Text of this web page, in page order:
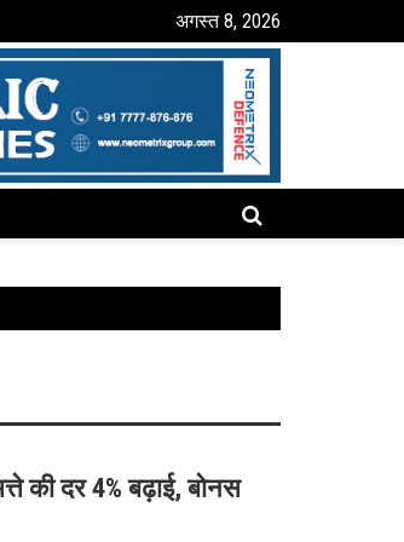
अगस्त 8, 2026
की दर 4% बढ़ाई, बोनस